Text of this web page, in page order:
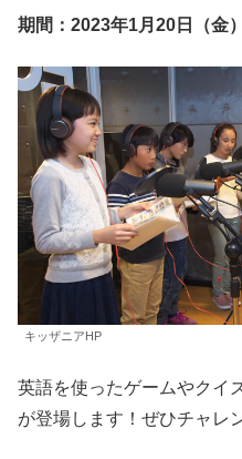
期間：2023年1月20日（金
キッザニアHP
英語を使ったゲームやクイ
が登場します！ぜひチャレ